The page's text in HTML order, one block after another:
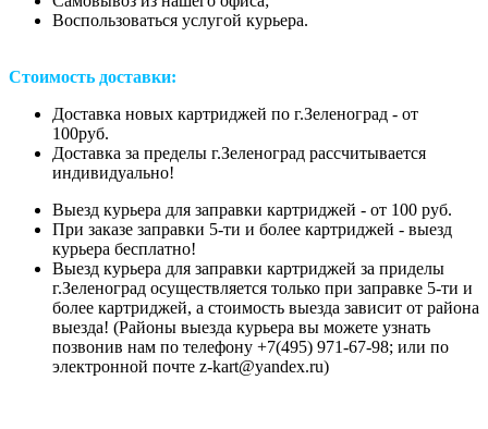
Воспользоваться услугой курьера.
Стоимость доставки:
Доставка новых картриджей по г.Зеленоград - от
100руб.
Доставка за пределы г.Зеленоград рассчитывается
индивидуально!
Выезд курьера для заправки картриджей - от 100 руб.
При заказе заправки 5-ти и более картриджей - выезд
курьера бесплатно!
Выезд курьера для заправки картриджей за приделы
г.Зеленоград осуществляется только при заправке 5-ти и
более картриджей, а стоимость выезда зависит от района
выезда! (Районы выезда курьера вы можете узнать
позвонив нам по телефону +7(495) 971-67-98; или по
электронной почте z-kart@yandex.ru)